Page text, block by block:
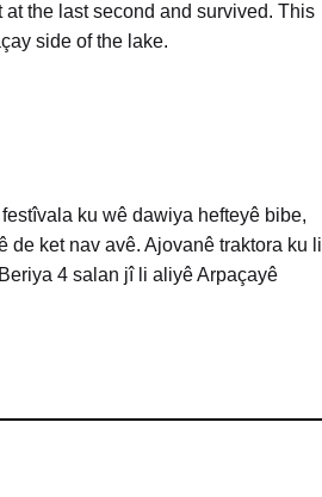
the last second and survived. This
side of the lake.
ku wê dawiya hefteyê bibe,
de ket nav avê. Ajovanê traktora ku li
4 salan jî li aliyê Arpaçayê